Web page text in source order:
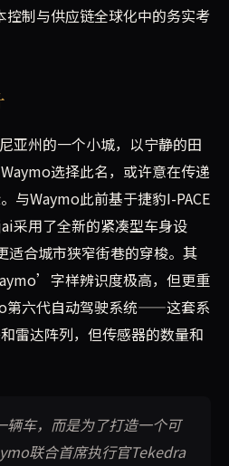
制与供应链全球化中的务实考
亚州的一个小城，以宁静的田
选择此名，或许意在传递
与Waymo此前基于捷豹I-PACE
采用了全新的紧凑型车身设
适合城市狭窄街巷的穿梭。其
字样辨识度极高，但更重
第六代自动驾驶系统——这套系
雷达阵列，但传感器的数量和
辆车，而是为了打造一个可
联合首席执行官Tekedra